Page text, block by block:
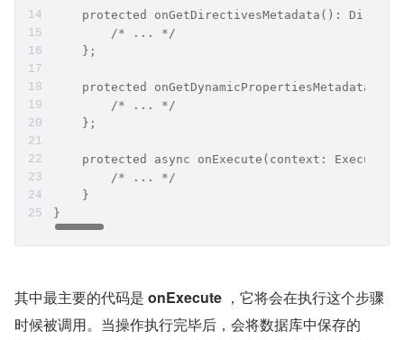
protected onGetDirectivesMetadata():
        /* ... */
    };
protected onGetDynamicPropertiesMetadata():
        /* ... */
    };
protected async onExecute(context:
        /* ... */
    }
}
其中最主要的代码是 onExecute ，它将会在执行这个步骤
时候被调用。当操作执行完毕后，会将数据库中保存的